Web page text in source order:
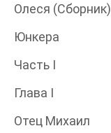
Олеся (Сборник)
Юнкера
Часть I
Глава I
Отец Михаил